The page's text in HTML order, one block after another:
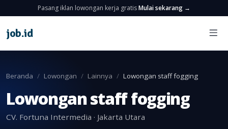
Pasang iklan lowongan kerja gratisMulai sekarang →
job.id
Beranda Lowongan Lainnya Lowongan staff fogging
Lowongan staff fogging
CV. Fortuna Intermedia · Jakarta Utara